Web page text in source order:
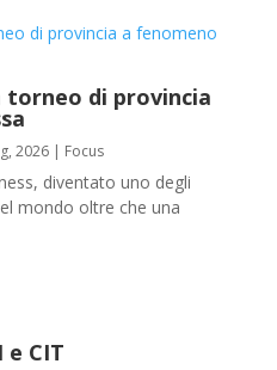
torneo di provincia
2026| Focus
diventato uno degli
mondo oltre che una
e CIT